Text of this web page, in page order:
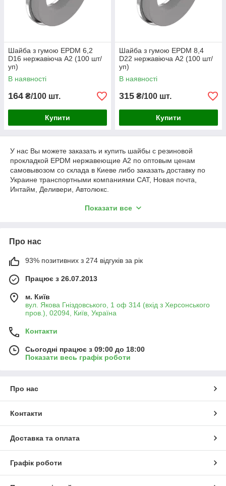
Шайба з гумою EPDM 6,2
D16 нержавіюча А2 (100 шт/
уп)
В наявності
164 ₴/100 шт.
Купити
Шайба з гумою EPDM 8,4
D22 нержавіюча А2 (100 шт/
уп)
В наявності
315 ₴/100 шт.
Купити
У нас Вы можете заказать и купить шайбы с резиновой
прокладкой EPDM нержавеющие А2 по оптовым ценам
самовывозом со склада в Киеве либо заказать доставку по
Украине транспортными компаниями САТ, Новая почта,
Интайм, Деливери, Автолюкс.
что продажа происходит кратно упаковкам в зависимости от
Показати все
Про нас
93% позитивних з 274 відгуків за рік
Працює з 26.07.2013
м. Київ
вул. Якова Гніздовського, 1 оф 314 (вхід з Херсонського
пров.), 02094, Київ, Україна
Контакти
Сьогодні працює з 09:00 до 18:00
Показати весь графік роботи
Про нас
Контакти
Доставка та оплата
Графік роботи